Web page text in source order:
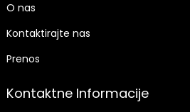
O nas
Kontaktirajte nas
Prenos
Kontaktne Informacije